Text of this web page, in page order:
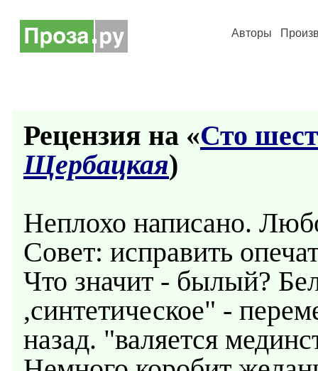
Авторы
Рецензия на «Сто
Щербацкая)
Неплохо написано.
Совет: исправить
Что значит - былый?
,синтетическое" -
назад. "валяется